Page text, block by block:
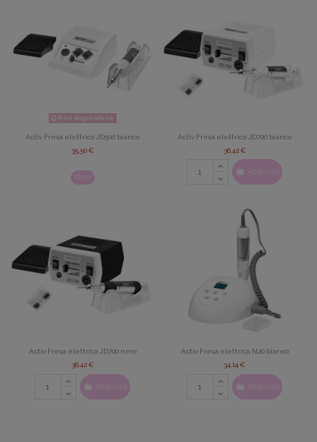
Non disponibile
Activ Fresa elettrica JD500 bianco
35,50 €
View
Activ Fresa elettrica JD700 bianco
36,42 €
Acquista
Activ Fresa elettrica JD700 nero
36,42 €
Acquista
Activ Fresa elettrica N20 bianco
34,14 €
Acquista